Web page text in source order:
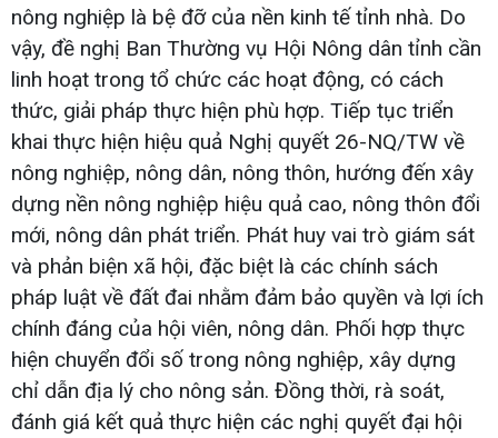
nông nghiệp là bệ đỡ của nền kinh tế tỉnh nhà. Do
vậy, đề nghị Ban Thường vụ Hội Nông dân tỉnh cần
linh hoạt trong tổ chức các hoạt động, có cách
thức, giải pháp thực hiện phù hợp. Tiếp tục triển
khai thực hiện hiệu quả Nghị quyết 26-NQ/TW về
nông nghiệp, nông dân, nông thôn, hướng đến xây
dựng nền nông nghiệp hiệu quả cao, nông thôn đổi
mới, nông dân phát triển. Phát huy vai trò giám sát
và phản biện xã hội, đặc biệt là các chính sách
pháp luật về đất đai nhằm đảm bảo quyền và lợi ích
chính đáng của hội viên, nông dân. Phối hợp thực
hiện chuyển đổi số trong nông nghiệp, xây dựng
chỉ dẫn địa lý cho nông sản. Đồng thời, rà soát,
đánh giá kết quả thực hiện các nghị quyết đại hội